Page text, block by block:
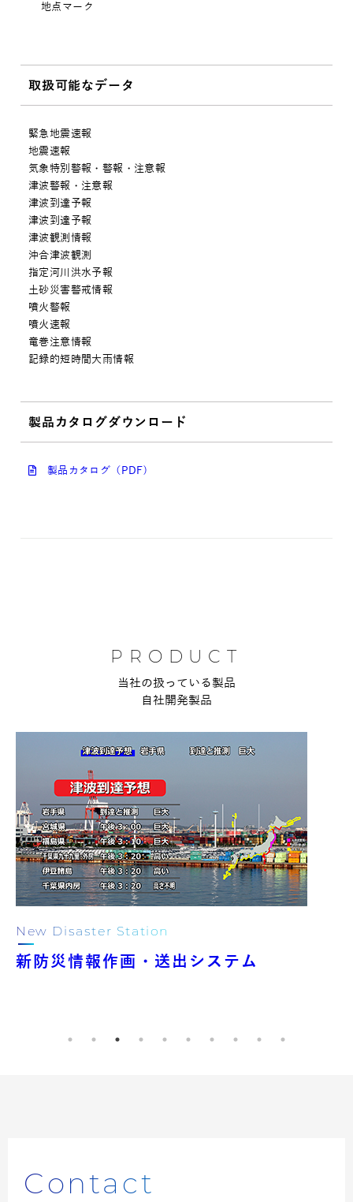
地点マーク
取扱可能なデータ
緊急地震速報
地震速報
気象特別警報・警報・注意報
津波警報・注意報
津波到達予報
津波到達予報
津波観測情報
沖合津波観測
指定河川洪水予報
土砂災害警戒情報
噴火警報
噴火速報
竜巻注意情報
記録的短時間大雨情報
製品カタログダウンロード
製品カタログ（PDF)
PRODUCT
当社の扱っている製品
自社開発製品
New Disaster Station
新防災情報作画・送出システム
Contact